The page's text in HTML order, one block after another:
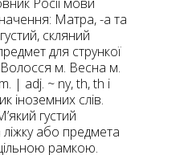
Матра, -а та
скляний
для стрункої
м. Весна м.
| adj. ~ ny, th, th і
іноземних слів.
густий
або предмета
рамкою.